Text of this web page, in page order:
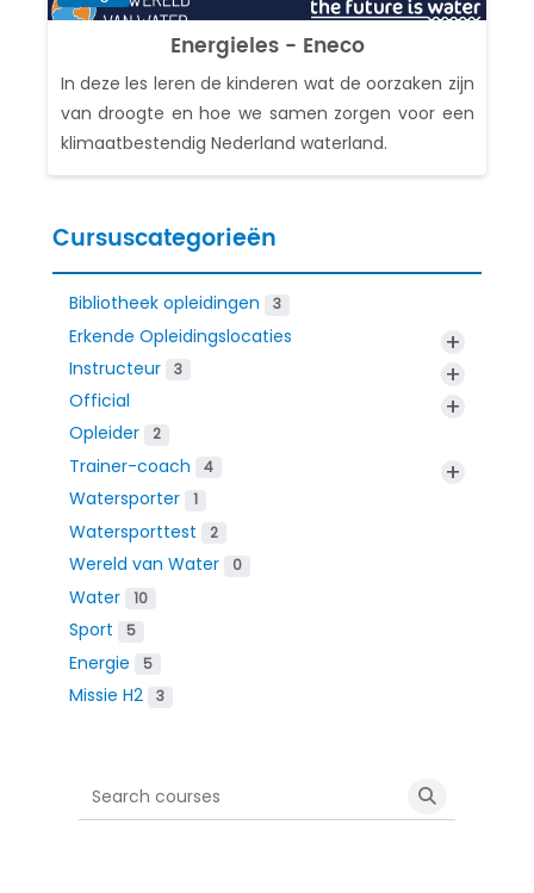
Energieles - Eneco
In deze les leren de kinderen wat de oorzaken zijn
van droogte en hoe we samen zorgen voor een
klimaatbestendig Nederland waterland.
Cursuscategorieën
Bibliotheek opleidingen 3
Erkende Opleidingslocaties +
Instructeur 3 +
Official +
Opleider 2
Trainer-coach 4 +
Watersporter 1
Watersporttest 2
Wereld van Water 0
Water 10
Sport 5
Energie 5
Missie H2 3
Search courses
Search